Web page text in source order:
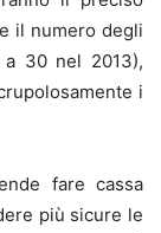
il numero degli
30 nel 2013),
i
fare cassa
più sicure le